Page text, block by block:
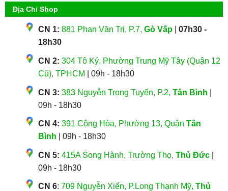
Địa Chỉ Shop
CN 1: 881 Phan Văn Trị, P.7, Gò Vấp| 07h30 -
18h30
CN 2: 304 Tô Ký, Phường Trung Mỹ Tây (Quận 12
Cũ), TPHCM
| 09h - 18h30
CN 3: 383 Nguyễn Trọng Tuyển, P.2, Tân Bình
09h - 18h30
CN 4: 391 Cộng Hòa, Phường 13, Quận Tân
Bình | 09h - 18h30
CN 5: 415A Song Hành, Trường Thọ, Thủ Đức|
09h - 18h30
CN 6: 709 Nguyễn Xiển, P.Long Thạnh Mỹ, Thủ